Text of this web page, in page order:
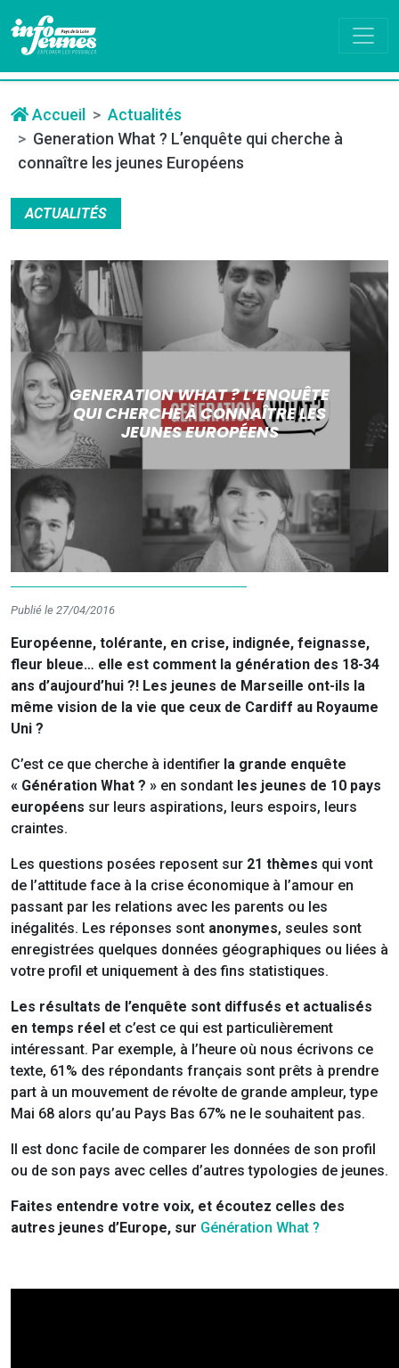
Accueil
Actualités
Generation What ? L’enquête qui cherche à
connaître les jeunes Européens
ACTUALITÉS
GENERATION WHAT ? L’ENQUÊTE
QUI CHERCHE À CONNAÎTRE LES
JEUNES EUROPÉENS
Publié le 27/04/2016
Européenne, tolérante, en crise, indignée, feignasse,
fleur bleue… elle est comment la génération des 18-34
ans d’aujourd’hui ?! Les jeunes de Marseille ont-ils la
même vision de la vie que ceux de Cardiff au Royaume
Uni ?
C’est ce que cherche à identifier la grande enquête
« Génération What ? » en sondant les jeunes de 10 pays
européens sur leurs aspirations, leurs espoirs, leurs
craintes.
Les questions posées reposent sur 21 thèmes qui vont
de l’attitude face à la crise économique à l’amour en
passant par les relations avec les parents ou les
inégalités. Les réponses sont anonymes, seules sont
enregistrées quelques données géographiques ou liées à
votre profil et uniquement à des fins statistiques.
Les résultats de l’enquête sont diffusés et actualisés
en temps réel et c’est ce qui est particulièrement
intéressant. Par exemple, à l’heure où nous écrivons ce
texte, 61% des répondants français sont prêts à prendre
part à un mouvement de révolte de grande ampleur, type
Mai 68 alors qu’au Pays Bas 67% ne le souhaitent pas.
Il est donc facile de comparer les données de son profil
ou de son pays avec celles d’autres typologies de jeunes.
Faites entendre votre voix, et écoutez celles des
autres jeunes d’Europe, sur Génération What ?